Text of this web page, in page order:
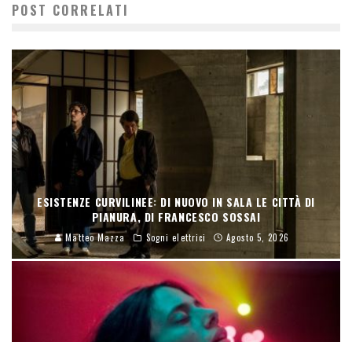
POST CORRELATI
ESISTENZE CURVILINEE: DI NUOVO IN SALA LE CITTÀ DI
PIANURA, DI FRANCESCO SOSSAI
Matteo Mazza Sogni elettrici Agosto 5, 2026